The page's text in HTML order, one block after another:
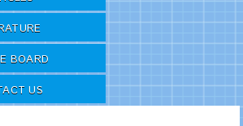
BOARD
US